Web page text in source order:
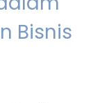
Bisnis